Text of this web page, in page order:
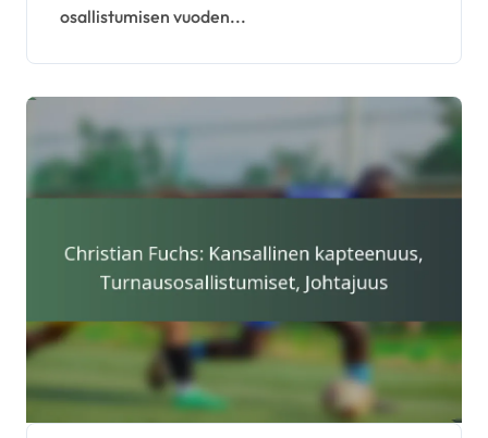
osallistumisen vuoden...